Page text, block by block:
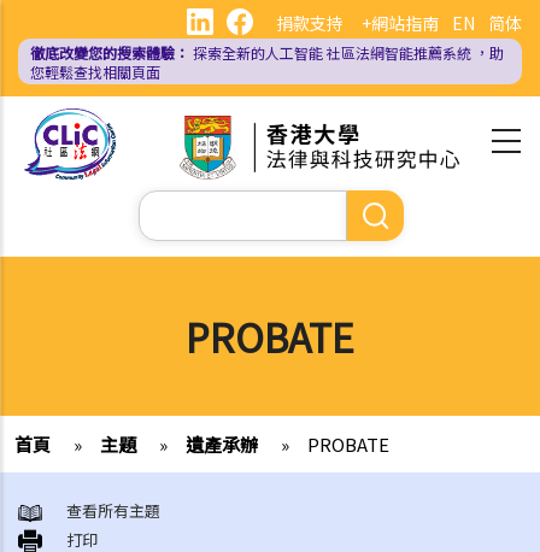
內
EN 简体
捐款支持 +網站指南
徹底改變您的搜索體驗： 探索全新的人工智能社區法網智能推薦系統 ，助
您輕鬆查找相關頁面
Search
PROBATE
首頁 » 主題 » 遺產承辦 » PROBATE
查看所有主題
打印